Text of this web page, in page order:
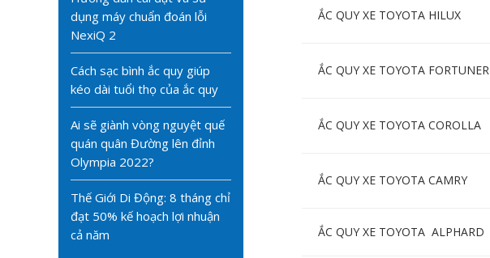
ẮC QUY XE TOYOTA HILUX
ẮC QUY XE TOYOTA FORTUNER
ẮC QUY XE TOYOTA COROLLA
ẮC QUY XE TOYOTA CAMRY
ẮC QUY XE TOYOTA ALPHARD
dụng máy chuẩn đoán lỗi
NexiQ 2
Cách sạc bình ắc quy giúp
kéo dài tuổi thọ của ắc quy
Ai sẽ giành vòng nguyệt quế
quán quân Đường lên đỉnh
Olympia 2022?
Thế Giới Di Động: 8 tháng chỉ
đạt 50% kế hoạch lợi nhuận
cả năm